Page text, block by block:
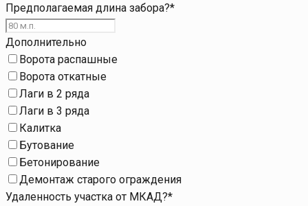
Предполагаемая длина забора?*
Дополнительно
Ворота распашные
Ворота откатные
Лаги в 2 ряда
Лаги в 3 ряда
Калитка
Бутование
Бетонирование
Демонтаж старого ограждения
Удаленность участка от МКАД?*